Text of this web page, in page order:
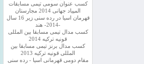
کسب عنوان سومی تیمی مسابقات
المپیاد جهانی 2014 مجارستان
قهرمان اسیا در رده سنی زیر 16 سال
-2014- هند
کسب مدال تیمی مسابقا بین المللی
قونیه ترکیه 2014
کسب مدال برنز تیمی مسابقا بین
المللی قونیه ترکیه 2013
مقام دومی قهرمانی اسیا - رده سنی